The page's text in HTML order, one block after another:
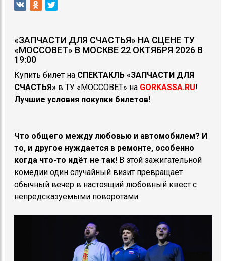
«ЗАПЧАСТИ ДЛЯ СЧАСТЬЯ» НА СЦЕНЕ ТУ
«МОССОВЕТ» В МОСКВЕ 22 ОКТЯБРЯ 2026 В
19:00
Купить билет на СПЕКТАКЛЬ «ЗАПЧАСТИ ДЛЯ
СЧАСТЬЯ» в ТУ «МОССОВЕТ» на GORKASSA.RU!
Лучшие условия покупки билетов!
Что общего между любовью и автомобилем? И
то, и другое нуждается в ремонте, особенно
когда что-то идёт не так! В этой зажигательной
комедии один случайный визит превращает
обычный вечер в настоящий любовный квест с
непредсказуемыми поворотами.